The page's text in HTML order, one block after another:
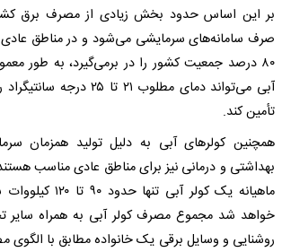
بر این اساس حدود بخش زیادی از مصرف برق
صرف سامانه‌های سرمایشی می‌شود و در مناطق عادی
۸۰ درصد جمعیت کشور را در برمی‌گیرد، به طور
آبی می‌تواند دمای مطلوب ۲۱ تا
تأمین کند.
همچنین کولرهای آبی به دلیل تولید همزمان
بهداشتی و درمانی نیز برای مناطق عادی مناسب
ماهیانه یک کولر
خواهد شد مجموع مصرف کولر آبی به همراه سایر
روشنایی و وسایل برقی یک خانواده مطابق با